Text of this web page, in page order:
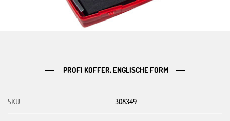
PROFI KOFFER, ENGLISCHE FORM
SKU 308349